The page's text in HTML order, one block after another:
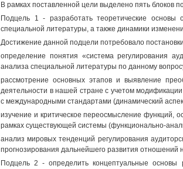
В рамках поставленной цели выделено пять блоков
Подцель 1 - разработать теоретические основы
специальной литературы, а также динамики
Достижение данной подцели потребовало
определение понятия «система регулирования
анализа специальной литературы по данному
рассмотрение основных этапов и выявление
деятельности в нашей стране с учетом
с международными стандартами (динамический
изучение и критическое переосмысление функций,
рамках существующей системы (функционально-
анализ мировых тенденций регулирования
прогнозирования дальнейшего развития отношений
Подцель 2 - определить концептуальные основы